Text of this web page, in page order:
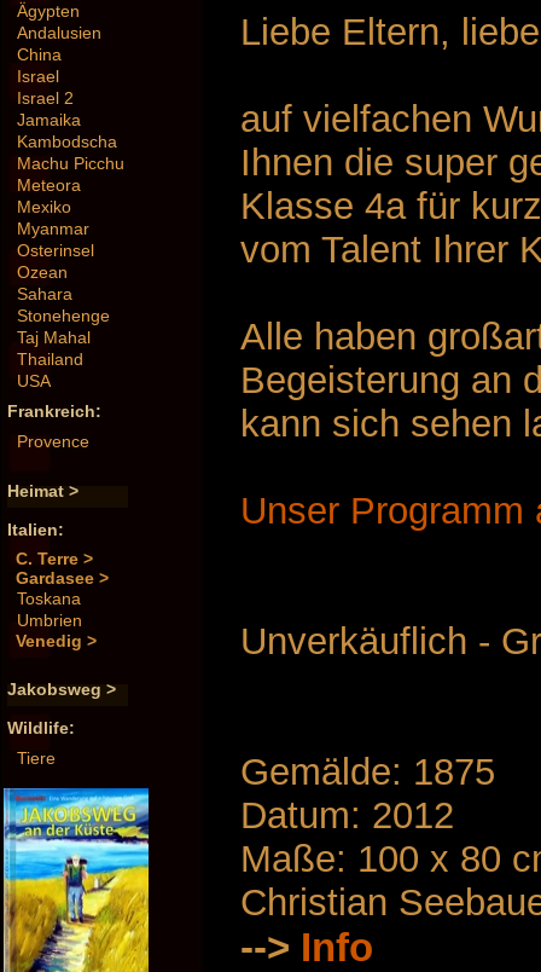
Ägypten
Andalusien
China
Israel
Israel 2
Jamaika
Kambodscha
Machu Picchu
Meteora
Mexiko
Myanmar
Osterinsel
Ozean
Sahara
Stonehenge
Taj Mahal
Thailand
USA
Frankreich:
Provence
Heimat >
Italien:
C. Terre >
Gardasee >
Toskana
Umbrien
Venedig >
Jakobsweg >
Wildlife:
Tiere
Liebe Eltern,
auf vielfachen
Ihnen die super
Klasse 4a für
vom Talent Ihrer
Alle haben
Begeisterung an
kann sich sehen
Unser Programm
Unverkäuflich -
Gemälde: 1875
Datum: 2012
Maße: 100 x 80
Christian
--> Info